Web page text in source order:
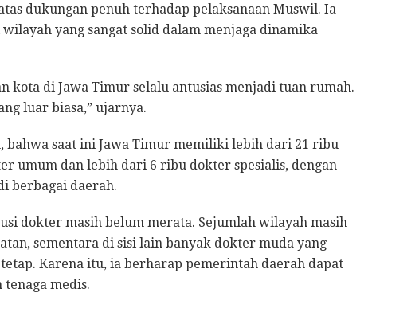
dukungan penuh terhadap pelaksanaan Muswil. Ia
yang sangat solid dalam menjaga dinamika
kota di Jawa Timur selalu antusias menjadi tuan rumah.
luar biasa,” ujarnya.
bahwa saat ini Jawa Timur memiliki lebih dari 21 ribu
umum dan lebih dari 6 ribu dokter spesialis, dengan
berbagai daerah.
dokter masih belum merata. Sejumlah wilayah masih
sementara di sisi lain banyak dokter muda yang
Karena itu, ia berharap pemerintah daerah dapat
medis.